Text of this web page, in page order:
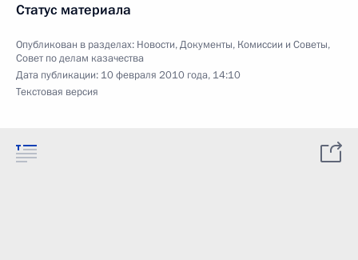
Статус материала
Опубликован в разделах: Новости,Документы, Комиссии и Советы,
Совет по делам казачества
Дата публикации: 10 февраля 2010 года, 14:10
Текстовая версия